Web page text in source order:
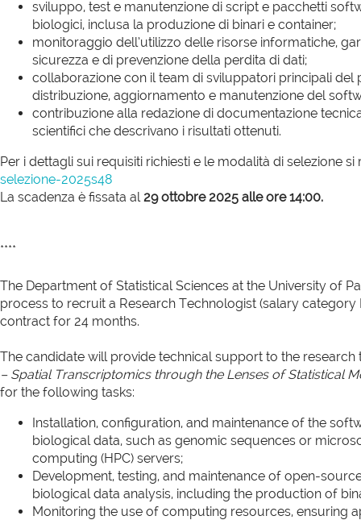
sviluppo, test e manutenzione di script e pacchetti
biologici, inclusa la produzione di binari e container;
monitoraggio dell’utilizzo delle risorse informatiche,
sicurezza e di prevenzione della perdita di dati;
collaborazione con il team di sviluppatori principali
distribuzione, aggiornamento e manutenzione del
contribuzione alla redazione di documentazione
scientifici che descrivano i risultati ottenuti.
Per i dettagli sui requisiti richiesti e le modalità di selezione
selezione-2025s48
La scadenza è fissata al29 ottobre 2025 alle ore 14:00.
****
The Department of Statistical Sciences at the University of
process to recruit a Research Technologist (salary
contract for 24 months.
The candidate will provide technical support to the research
– Spatial Transcriptomics through the Lenses of Statistical
for the following tasks:
Installation, configuration, and maintenance of the
biological data, such as genomic sequences or
computing (HPC) servers;
Development, testing, and maintenance of open-
biological data analysis, including the production of
Monitoring the use of computing resources, ensuring